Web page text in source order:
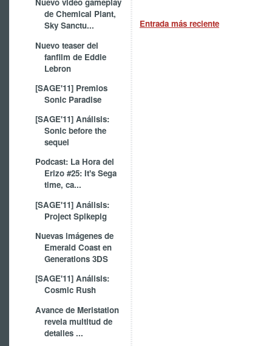
de Chemical Plant,
Sky Sanctu...
Nuevo teaser del
fanfilm de Eddie
Lebron
[SAGE'11] Premios
Sonic Paradise
[SAGE'11] Análisis:
Sonic before the
sequel
Podcast: La Hora del
Erizo #25: It's Sega
time, ca...
[SAGE'11] Análisis:
Project Spikepig
Nuevas imágenes de
Emerald Coast en
Generations 3DS
[SAGE'11] Análisis:
Cosmic Rush
Avance de Meristation
revela multitud de
detalles ...
Entrada más reciente